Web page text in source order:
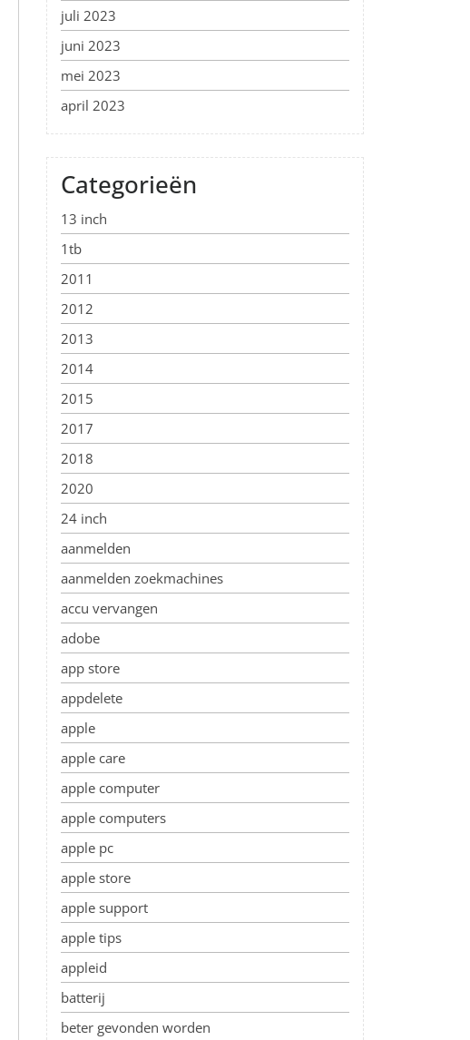
juli 2023
juni 2023
mei 2023
april 2023
Categorieën
13 inch
1tb
2011
2012
2013
2014
2015
2017
2018
2020
24 inch
aanmelden
aanmelden zoekmachines
accu vervangen
adobe
app store
appdelete
apple
apple care
apple computer
apple computers
apple pc
apple store
apple support
apple tips
appleid
batterij
beter gevonden worden